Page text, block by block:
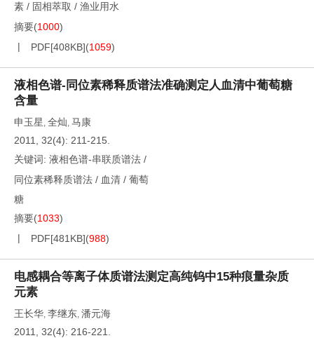
素 / 固相萃取 / 渔业用水
摘要(1000)
PDF[408KB](1059)
液相色谱-同位素稀释质谱法准确测定人血清中葡萄糖
含量
申玉星, 全灿, 马康
2011, 32(4): 211-215.
关键词: 液相色谱-串联质谱法 /
同位素稀释质谱法 / 血清 / 葡萄
糖
摘要(1033)
PDF[481KB](988)
电感耦合等离子体质谱法测定高纯钨中15种痕量杂质
元素
王长华, 李继东, 潘元海
2011, 32(4): 216-221.